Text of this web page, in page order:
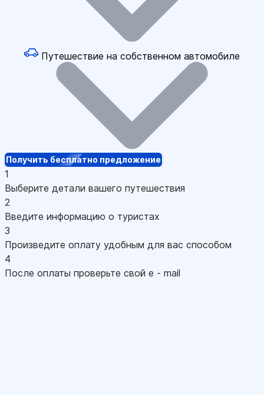
Путешествие на собственном автомобиле
Получить бесплатно предложение
1
Выберите детали вашего путешествия
2
Введите информацию о туристах
3
Произведите оплату удобным для вас способом
4
После оплаты проверьте свой e - mail